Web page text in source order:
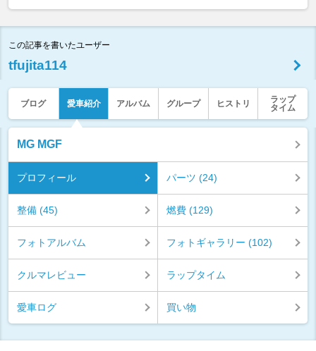
この記事を書いたユーザー
tfujita114
ブログ 愛車紹介 アルバム グループ ヒストリ
ラップ
タイム
MG MGF
プロフィール パーツ (24)
整備 (45) 燃費 (129)
フォトアルバム フォトギャラリー (102)
クルマレビュー ラップタイム
愛車ログ 買い物